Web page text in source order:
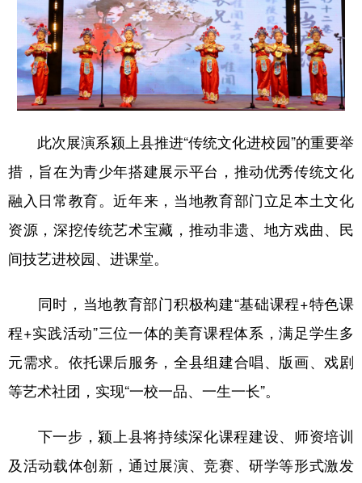
北京 天津 河北 山西
辽宁 吉林 上海 江苏
浙江 安徽 福建 江西
四川 贵州 云南 西藏
陕西 甘肃 青海 宁夏
新疆 内蒙古
多语种频道
English Español Français عربى
Русский язык 日本語
Deutsch Português
此次展演系颍上县推进“传统文化进校园”的重要举
措，旨在为青少年搭建展示平台，推动优秀传统文化
融入日常教育。近年来，当地教育部门立足本土文化
资源，深挖传统艺术宝藏，推动非遗、地方戏曲、民
间技艺进校园、进课堂。
同时，当地教育部门积极构建“基础课程+特色课
程+实践活动”三位一体的美育课程体系，满足学生多
元需求。依托课后服务，全县组建合唱、版画、戏剧
等艺术社团，实现“一校一品、一生一长”。
下一步，颍上县将持续深化课程建设、师资培训
及活动载体创新，通过展演、竞赛、研学等形式激发